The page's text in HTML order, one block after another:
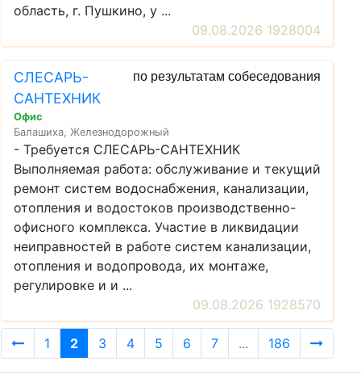
область, г. Пушкино, у ...
09.08.2026 1928004
СЛЕСАРЬ-
САНТЕХНИК
по результатам собеседования
Офис
Балашиха, Железнодорожный
- Требуется СЛЕСАРЬ-САНТЕХНИК
Выполняемая работа: обслуживание и текущий
ремонт систем водоснабжения, канализации,
отопления и водостоков производственно-
офисного комплекса. Участие в ликвидации
неиправностей в работе систем канализации,
отопления и водопровода, их монтаже,
регулировке и и ...
09.08.2026 1928570
1 2 3 4 5 6 7 ... 186